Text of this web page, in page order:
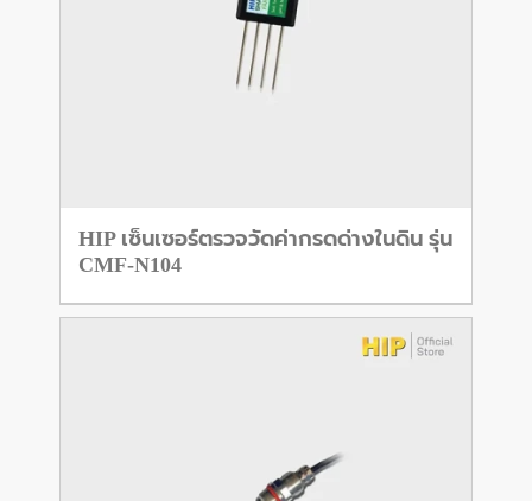
HIP เซ็นเซอร์ตรวจวัดค่ากรดด่างในดิน รุ่น
CMF-N104